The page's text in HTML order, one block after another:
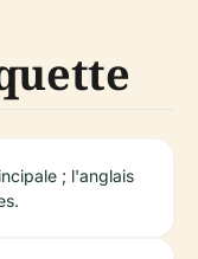
; l'anglais